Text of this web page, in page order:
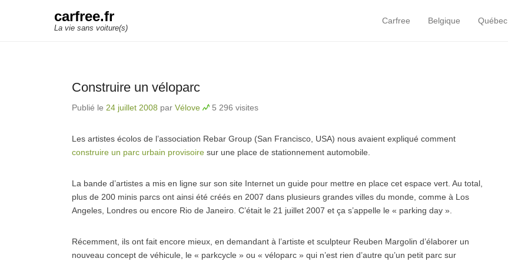
carfree.fr
La vie sans voiture(s)
Primary Menu
Skip to content
Carfree Belgique Québec
Construire un véloparc
Publié le 24 juillet 2008 par Vélove 5 296 visites
Les artistes écolos de l’association Rebar Group (San Francisco, USA) nous avaient expliqué comment
construire un parc urbain provisoire sur une place de stationnement automobile.
La bande d’artistes a mis en ligne sur son site Internet un guide pour mettre en place cet espace vert. Au total,
plus de 200 minis parcs ont ainsi été créés en 2007 dans plusieurs grandes villes du monde, comme à Los
Angeles, Londres ou encore Rio de Janeiro. C’était le 21 juillet 2007 et ça s’appelle le « parking day ».
Récemment, ils ont fait encore mieux, en demandant à l’artiste et sculpteur Reuben Margolin d’élaborer un
nouveau concept de véhicule, le « parkcycle » ou « véloparc » qui n’est rien d’autre qu’un petit parc sur